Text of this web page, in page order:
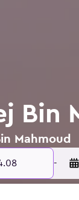
Bin
Mahmoud
-